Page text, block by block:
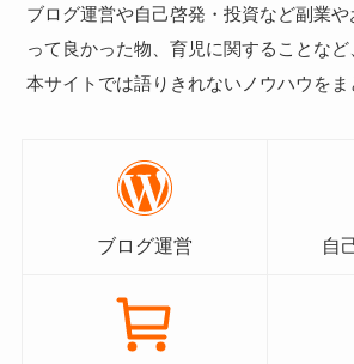
ブログ運営や自己啓発・投資など副業
って良かった物、育児に関することなど
本サイト では語りきれないノウハウをま
ブログ運営 自